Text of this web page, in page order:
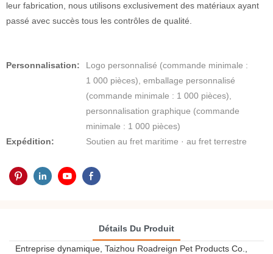
leur fabrication, nous utilisons exclusivement des matériaux ayant
passé avec succès tous les contrôles de qualité.
Personnalisation:
Logo personnalisé (commande minimale :
1 000 pièces), emballage personnalisé
(commande minimale : 1 000 pièces),
personnalisation graphique (commande
minimale : 1 000 pièces)
Expédition:
Soutien au fret maritime · au fret terrestre
Détails Du Produit
Entreprise dynamique, Taizhou Roadreign Pet Products Co.,